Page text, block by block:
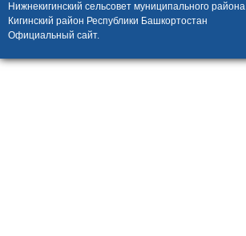
Нижнекигинский сельсовет муниципального района
Кигинский район Республики Башкортостан
Официальный сайт.